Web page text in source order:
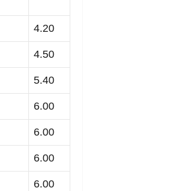
4.20
4.50
5.40
6.00
6.00
6.00
6.00